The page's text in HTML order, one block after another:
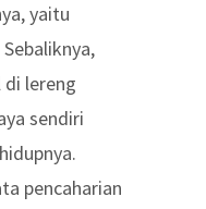
yaitu
lereng
sendiri
pencaharian